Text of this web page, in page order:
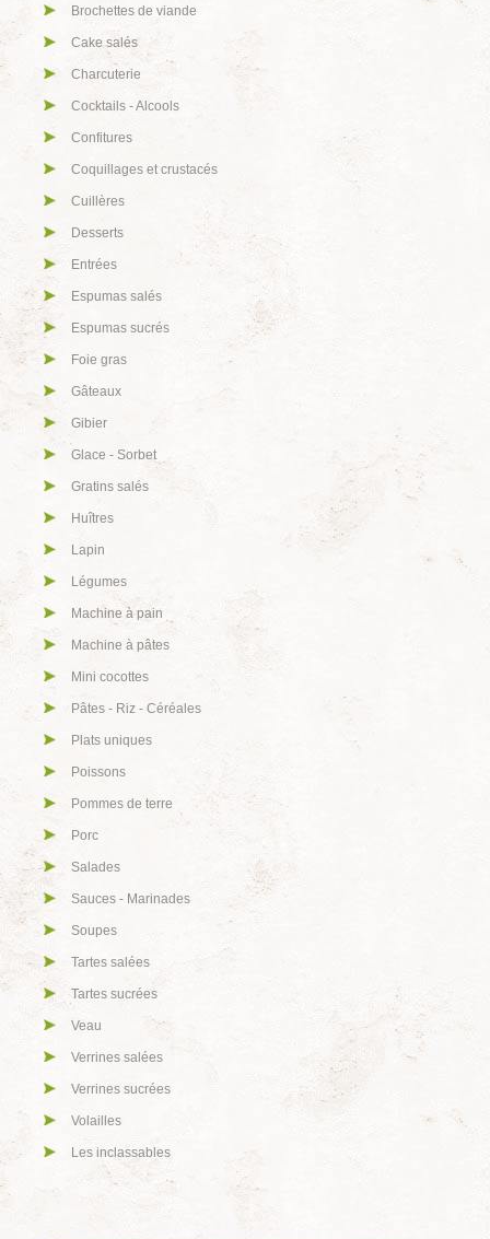
Brochettes de viande
Cake salés
Charcuterie
Cocktails - Alcools
Confitures
Coquillages et crustacés
Cuillères
Desserts
Entrées
Espumas salés
Espumas sucrés
Foie gras
Gâteaux
Gibier
Glace - Sorbet
Gratins salés
Huîtres
Lapin
Légumes
Machine à pain
Machine à pâtes
Mini cocottes
Pâtes - Riz - Céréales
Plats uniques
Poissons
Pommes de terre
Porc
Salades
Sauces - Marinades
Soupes
Tartes salées
Tartes sucrées
Veau
Verrines salées
Verrines sucrées
Volailles
Les inclassables